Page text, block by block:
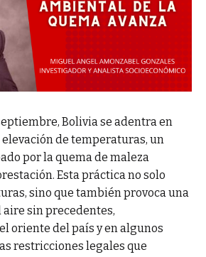
Bolivia se adentra en
de temperaturas, un
por la quema de maleza
Esta práctica no solo
sino que también provoca una
sin precedentes,
oriente del país y en algunos
restricciones legales que